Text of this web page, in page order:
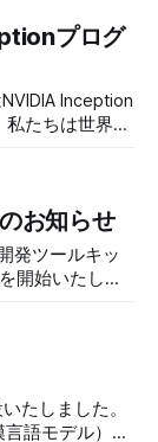
な保護を提供
する可能性があ
事業所を有す
る国内有数の
別テーマとし
や「新製品・
700社が集結
プログ
Inception
たちは世界中
サー
ビスの開発事
に、
活用すること
して展開する
る革新的なソ
専門家による
お知らせ
発ツールキッ
開始いたしま
ロ
フトウェア
せずに
実現するこ
たしました。